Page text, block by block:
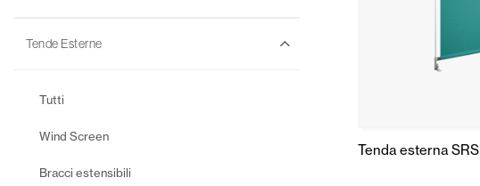
Tende Esterne
Tutti
Wind Screen
Bracci estensibili
Tenda esterna SRS